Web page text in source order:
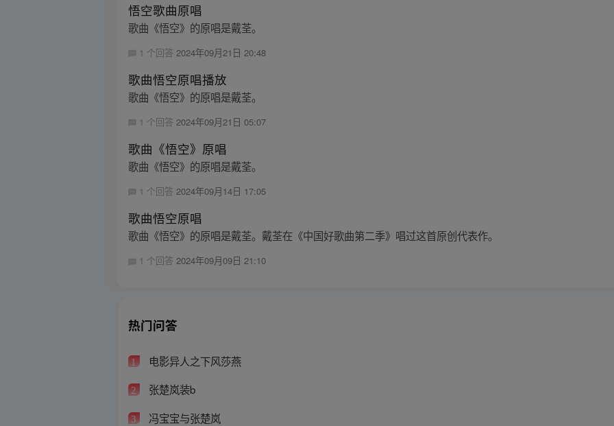
悟空歌曲原唱
歌曲《悟空》的原唱是戴荃。
1 个回答 2024年09月21日 20:48
歌曲悟空原唱播放
歌曲《悟空》的原唱是戴荃。
1 个回答 2024年09月21日 05:07
歌曲《悟空》原唱
歌曲《悟空》的原唱是戴荃。
1 个回答2024年09月14日 17:05
歌曲悟空原唱
歌曲《悟空》的原唱是戴荃。戴荃在《中国好歌曲第二季》唱过这首原创代表作。
1 个回答2024年09月09日 21:10
热门问答
1 电影异人之下风莎燕
2 张楚岚装b
3 冯宝宝与张楚岚